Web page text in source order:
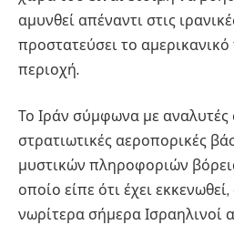
αμυνθεί απέναντι στις
προστατεύσει το
περιοχή.
Το Ιράν σύμφωνα με αναλυτές
στρατιωτικές αεροπορικές
μυστικών πληροφοριών
οποίο είπε ότι έχει
νωρίτερα σήμερα Ισραηλινοί